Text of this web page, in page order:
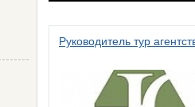
Руководитель тур